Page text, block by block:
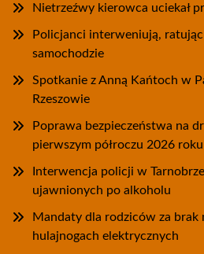
Nietrzeźwy kierowca uciekał
Policjanci interweniują,
samochodzie
Spotkanie z Anną Kańtoch w
Rzeszowie
Poprawa bezpieczeństwa na
pierwszym półroczu 2026 roku
Interwencja policji w
ujawnionych po alkoholu
Mandaty dla rodziców za brak
hulajnogach elektrycznych